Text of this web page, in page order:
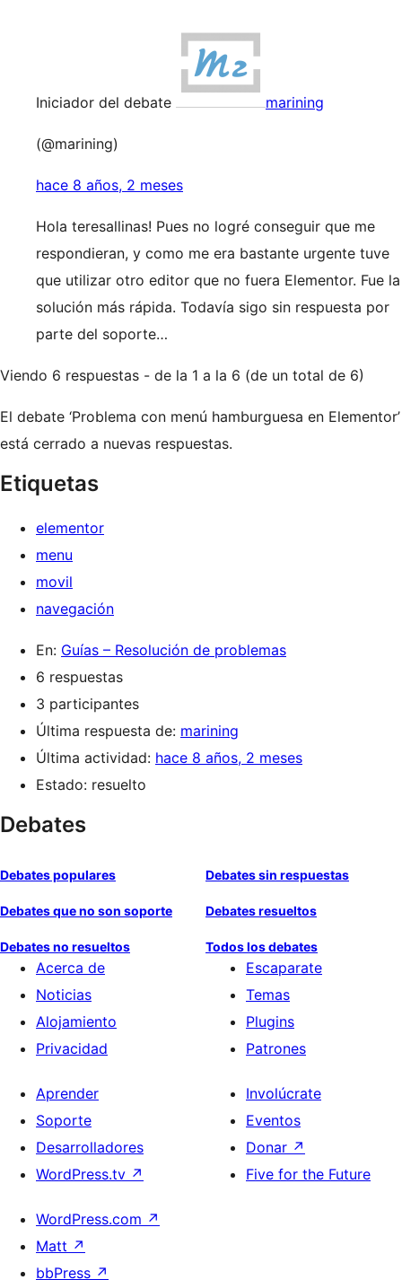
Iniciador del debate marining
(@marining)
hace 8 años, 2 meses
Hola teresallinas! Pues no logré conseguir que me
respondieran, y como me era bastante urgente tuve
que utilizar otro editor que no fuera Elementor. Fue la
solución más rápida. Todavía sigo sin respuesta por
parte del soporte…
Viendo 6 respuestas - de la 1 a la 6 (de un total de 6)
El debate ‘Problema con menú hamburguesa en Elementor’
está cerrado a nuevas respuestas.
Etiquetas
elementor
menu
movil
navegación
En: Guías – Resolución de problemas
6 respuestas
3 participantes
Última respuesta de: marining
Última actividad: hace 8 años, 2 meses
Estado: resuelto
Debates
Debates populares Debates sin respuestas
Debates que no son soporte Debates resueltos
Debates no resueltos Todos los debates
Acerca de
Noticias
Alojamiento
Privacidad
Escaparate
Temas
Plugins
Patrones
Aprender
Soporte
Desarrolladores
WordPress.tv ↗
Involúcrate
Eventos
Donar ↗
Five for the Future
WordPress.com ↗
Matt ↗
bbPress ↗